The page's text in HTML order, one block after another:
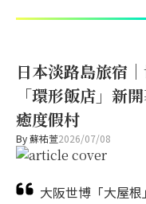
日本淡路島旅宿
「環形飯店」新
癒度假村
By蘇祐萱2026/07/08
大阪世博「大屋